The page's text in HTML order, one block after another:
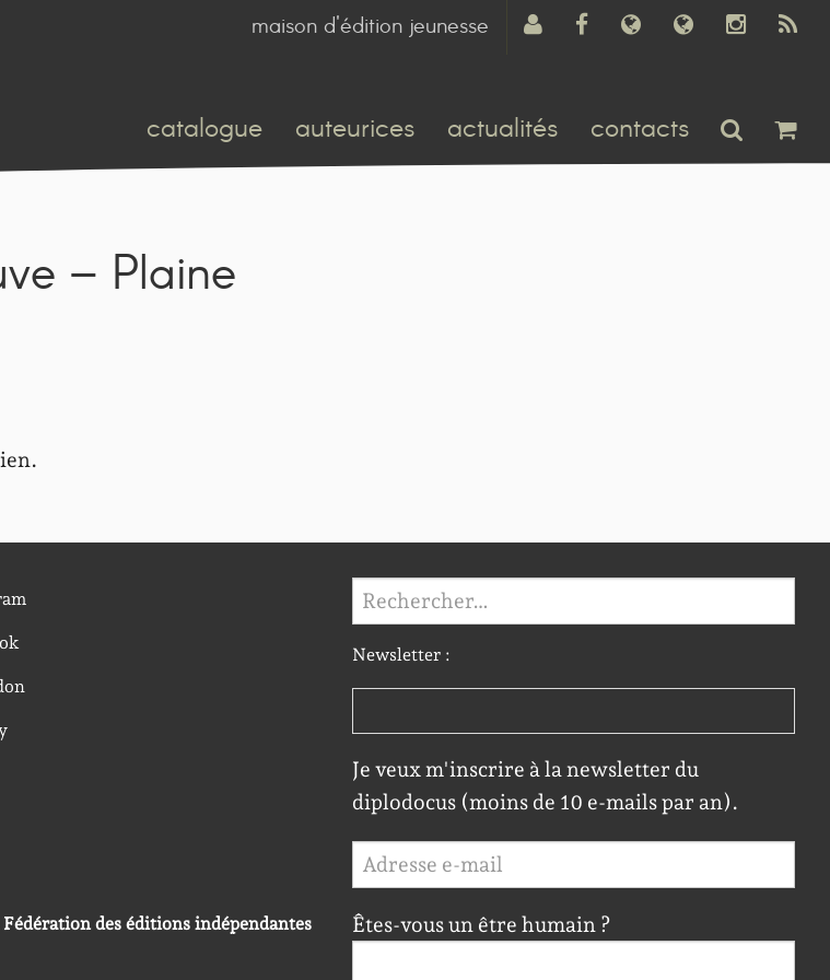
maison d'édition jeunesse
catalogue auteurices actualités contacts
– Plaine
des éditions indépendantes
Rechercher :
Newsletter :
Je veux m'inscrire à la newsletter du
diplodocus (moins de 10 e-mails par an).
Êtes-vous un être humain ?